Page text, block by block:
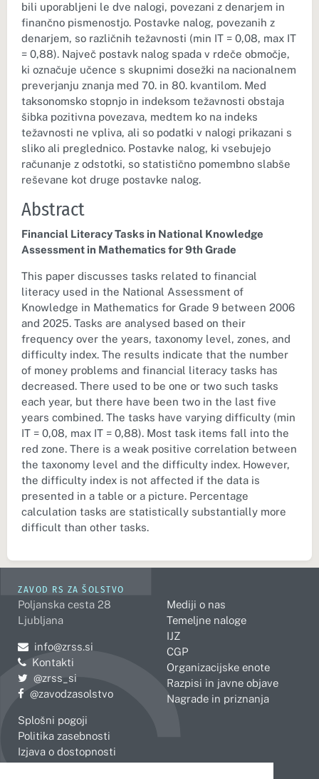
bili uporabljeni le dve nalogi, povezani z denarjem in
finančno pismenostjo. Postavke nalog, povezanih z
denarjem, so različnih težavnosti (min IT = 0,08, max IT
= 0,88). Največ postavk nalog spada v rdeče območje,
ki označuje učence s skupnimi dosežki na nacionalnem
preverjanju znanja med 70. in 80. kvantilom. Med
taksonomsko stopnjo in indeksom težavnosti obstaja
šibka pozitivna povezava, medtem ko na indeks
težavnosti ne vpliva, ali so podatki v nalogi prikazani s
sliko ali preglednico. Postavke nalog, ki vsebujejo
računanje z odstotki, so statistično pomembno slabše
reševane kot druge postavke nalog.
Abstract
Financial Literacy Tasks in National Knowledge
Assessment in Mathematics for 9th Grade
This paper discusses tasks related to financial
literacy used in the National Assessment of
Knowledge in Mathematics for Grade 9 between 2006
and 2025. Tasks are analysed based on their
frequency over the years, taxonomy level, zones, and
difficulty index. The results indicate that the number
of money problems and financial literacy tasks has
decreased. There used to be one or two such tasks
each year, but there have been two in the last five
years combined. The tasks have varying difficulty (min
IT = 0,08, max IT = 0,88). Most task items fall into the
red zone. There is a weak positive correlation between
the taxonomy level and the difficulty index. However,
the difficulty index is not affected if the data is
presented in a table or a picture. Percentage
calculation tasks are statistically substantially more
difficult than other tasks.
ZAVOD RS ZA ŠOLSTVO
Poljanska cesta 28
Ljubljana
Pošljite e-mail na
info@zrss.si
Kontakti
Pojdite na Twitter:
@zrss_si
Pojdite na Facebook:
@zavodzasolstvo
Splošni pogoji
Politika zasebnosti
Izjava o dostopnosti
Mediji o nas
Temeljne naloge
IJZ
CGP
Organizacijske enote
Razpisi in javne objave
Nagrade in priznanja